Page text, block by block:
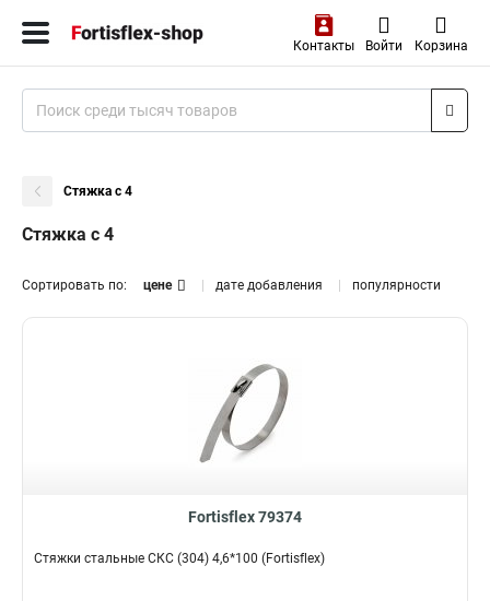
Контакты Войти Корзина
Стяжка с 4
Стяжка с 4
Сортировать по: цене дате добавления популярности
Fortisflex 79374
Стяжки стальные СКС (304) 4,6*100 (Fortisflex)